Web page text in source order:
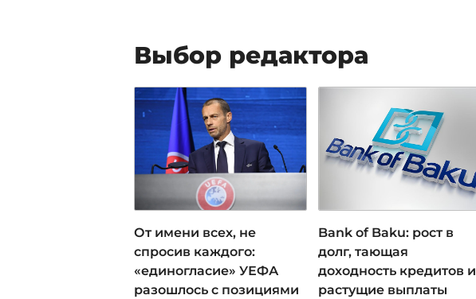
Выбор редактора
От имени всех, не
спросив каждого:
«единогласие» УЕФА
разошлось с позициями
Bank of Baku: рост в
долг, тающая
доходность кредитов и
растущие выплаты